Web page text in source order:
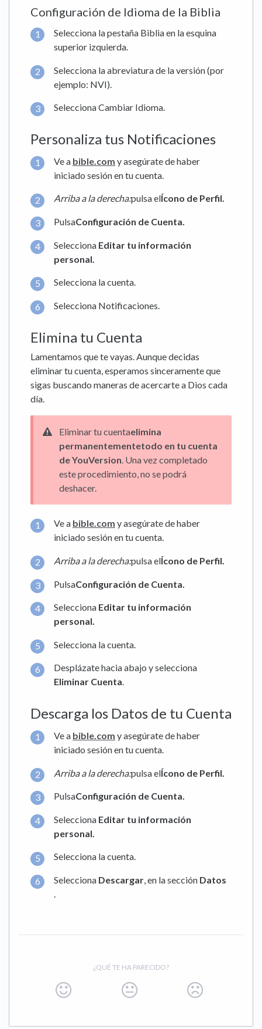
Configuración de Idioma de la Biblia
Selecciona la pestaña Biblia en la esquina
superior izquierda.
Selecciona la abreviatura de la versión (por
ejemplo: NVI).
Selecciona Cambiar Idioma.
Personaliza tus Notificaciones
Ve a bible.com y asegúrate de haber
iniciado sesión en tu cuenta.
Arriba a la derecha:pulsa elÍcono de Perfil.
PulsaConfiguración de Cuenta.
Selecciona Editar tu información
personal.
Selecciona la cuenta.
Selecciona Notificaciones.
Elimina tu Cuenta
Lamentamos que te vayas. Aunque decidas
eliminar tu cuenta, esperamos sinceramente que
sigas buscando maneras de acercarte a Dios cada
día.
Eliminar tu cuentaelimina
permanentementetodo en tu cuenta
de YouVersion . Una vez completado
este procedimiento, no se podrá
deshacer.
Ve a bible.com y asegúrate de haber
iniciado sesión en tu cuenta.
Arriba a la derecha:pulsa elÍcono de Perfil.
PulsaConfiguración de Cuenta.
Selecciona Editar tu información
personal.
Selecciona la cuenta.
Desplázate hacia abajo y selecciona
Eliminar Cuenta.
Descarga los Datos de tu Cuenta
Ve a bible.com y asegúrate de haber
iniciado sesión en tu cuenta.
Arriba a la derecha:pulsa elÍcono de Perfil.
PulsaConfiguración de Cuenta.
Selecciona Editar tu información
personal.
Selecciona la cuenta.
Selecciona Descargar, en la sección Datos
.
¿QUÉ TE HA PARECIDO?